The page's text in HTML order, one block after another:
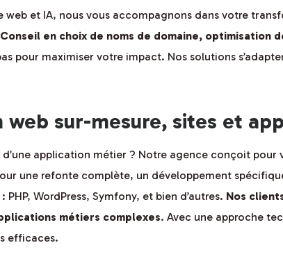
web et IA, nous vous accompagnons dans votre
Conseil en choix de noms de domaine,
pour maximiser votre impact. Nos solutions
sur-mesure, sites et
application métier ? Notre agence conçoit
une refonte complète, un développement
WordPress, Symfony, et bien d’autres. Nos
métiers complexes. Avec une approche
efficaces.